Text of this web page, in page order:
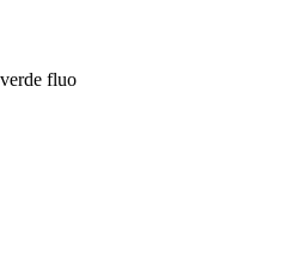
fluo